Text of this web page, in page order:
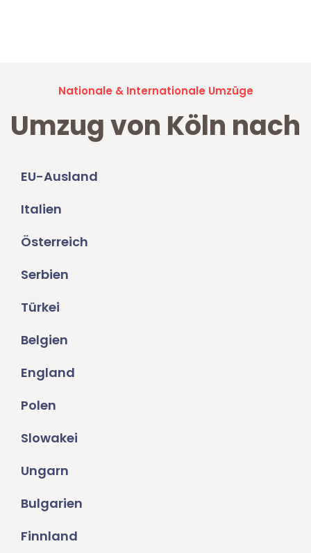
Nationale & Internationale Umzüge
Umzug von Köln nach
EU-Ausland
Italien
Österreich
Serbien
Türkei
Belgien
England
Polen
Slowakei
Ungarn
Bulgarien
Finnland